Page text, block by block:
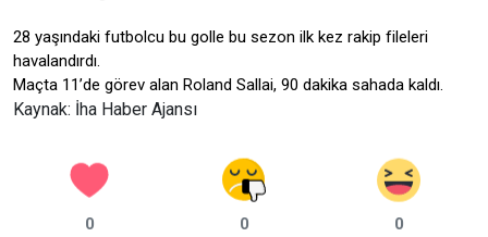
28 yaşındaki futbolcu bu golle bu sezon ilk kez rakip fileleri
havalandırdı.
Maçta 11’de görev alan Roland Sallai, 90 dakika sahada kaldı.
Kaynak: İha Haber Ajansı
0 0 0